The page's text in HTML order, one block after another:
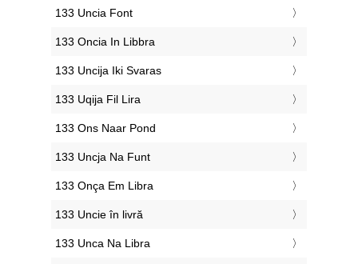
‎133 Uncia Font
‎133 Oncia In Libbra
‎133 Uncija Iki Svaras
‎133 Uqija Fil Lira
‎133 Ons Naar Pond
‎133 Uncja Na Funt
‎133 Onça Em Libra
‎133 Uncie în livră
‎133 Unca Na Libra